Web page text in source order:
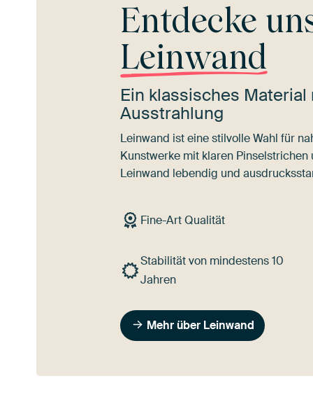
Entdecke
Leinwand
Ein klassisches
Ausstrahlung
Leinwand ist eine stilvolle Wahl für
Kunstwerke mit klaren
Leinwand lebendig und
Fine-Art Qualität
Stabilität von mindestens 10
Jahren
Mehr über Leinwand